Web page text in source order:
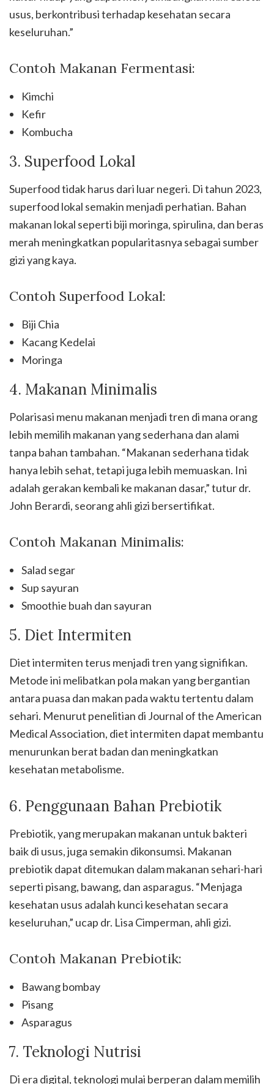
usus, berkontribusi terhadap kesehatan secara
keseluruhan.”
Contoh Makanan Fermentasi:
Kimchi
Kefir
Kombucha
3. Superfood Lokal
Superfood tidak harus dari luar negeri. Di tahun 2023,
superfood lokal semakin menjadi perhatian. Bahan
makanan lokal seperti biji moringa, spirulina, dan beras
merah meningkatkan popularitasnya sebagai sumber
gizi yang kaya.
Contoh Superfood Lokal:
Biji Chia
Kacang Kedelai
Moringa
4. Makanan Minimalis
Polarisasi menu makanan menjadi tren di mana orang
lebih memilih makanan yang sederhana dan alami
tanpa bahan tambahan. “Makanan sederhana tidak
hanya lebih sehat, tetapi juga lebih memuaskan. Ini
adalah gerakan kembali ke makanan dasar,” tutur dr.
John Berardi, seorang ahli gizi bersertifikat.
Contoh Makanan Minimalis:
Salad segar
Sup sayuran
Smoothie buah dan sayuran
5. Diet Intermiten
Diet intermiten terus menjadi tren yang signifikan.
Metode ini melibatkan pola makan yang bergantian
antara puasa dan makan pada waktu tertentu dalam
sehari. Menurut penelitian di Journal of the American
Medical Association, diet intermiten dapat membantu
menurunkan berat badan dan meningkatkan
kesehatan metabolisme.
6. Penggunaan Bahan Prebiotik
Prebiotik, yang merupakan makanan untuk bakteri
baik di usus, juga semakin dikonsumsi. Makanan
prebiotik dapat ditemukan dalam makanan sehari-hari
seperti pisang, bawang, dan asparagus. “Menjaga
kesehatan usus adalah kunci kesehatan secara
keseluruhan,” ucap dr. Lisa Cimperman, ahli gizi.
Contoh Makanan Prebiotik:
Bawang bombay
Pisang
Asparagus
7. Teknologi Nutrisi
Di era digital, teknologi mulai berperan dalam memilih